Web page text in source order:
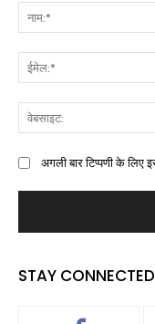
अगली बार टिप्पणी के
STAY CONNECTED